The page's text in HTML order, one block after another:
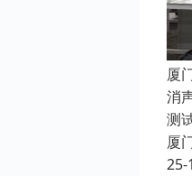
厦
消
测
厦
25-